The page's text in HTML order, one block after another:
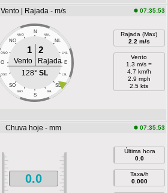
Vento | Rajada - m/s 07:35:53
N
NNO NNL
NO NL
ONO LNL
O E
OSO LSL
SO SL
SSO SSL
S
1 2
Vento
Rajada
128° SL
Rajada (Max)
2.2 m/s
Vento
1.3 m/s =
4.7 km/h
2.9 mph
2.5 kts
Chuva hoje - mm 07:35:53
0.0
Última hora
0.0
Taxa/h
0.000